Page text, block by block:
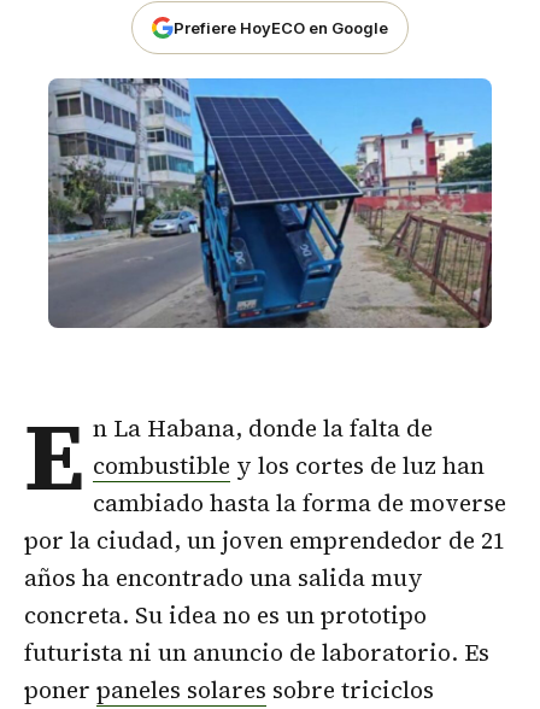
Prefiere HoyECO en Google
E n La Habana, donde la falta de
combustible y los cortes de luz han
cambiado hasta la forma de moverse
por la ciudad, un joven emprendedor de 21
años ha encontrado una salida muy
concreta. Su idea no es un prototipo
futurista ni un anuncio de laboratorio. Es
poner paneles solares sobre triciclos